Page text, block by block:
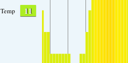
Temp 11